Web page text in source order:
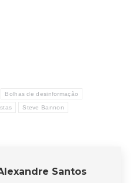
Bolhas de desinformação
Steve Bannon
Santos